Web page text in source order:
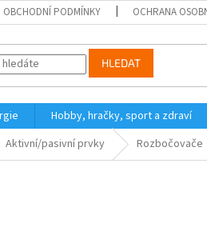
OBCHODNÍ PODMÍNKY OCHRANA
HLEDAT
Hobby, hračky, sport a zdraví
Aktivní/pasivní prvky Rozbočovače